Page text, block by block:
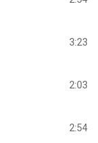
3:23
2:03
2:54